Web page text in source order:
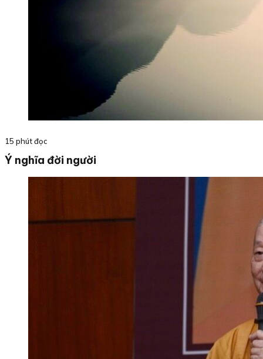
15 phút đọc
Ý nghĩa đời người